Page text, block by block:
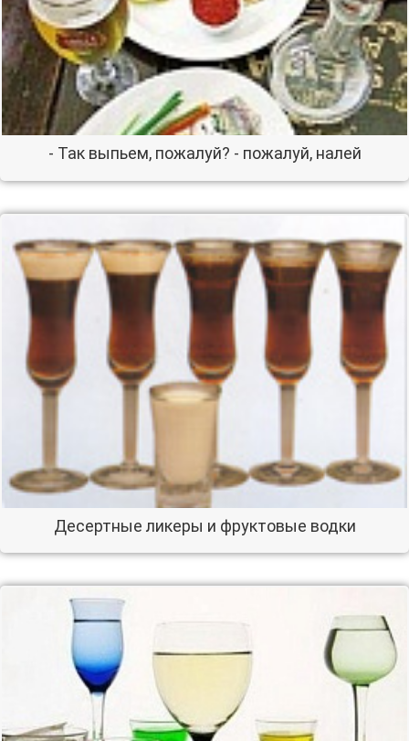
- Так выпьем, пожалуй? - пожалуй, налей
Десертные ликеры и фруктовые водки